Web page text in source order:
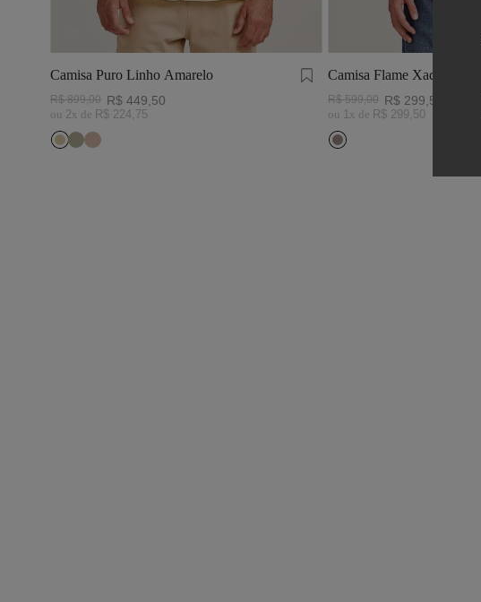
Camisa Puro Linho Amarelo
R$ 899,00 R$ 449 50
ou 2x de R$ 224 75
Camisa Flame Xadrez - I23-
R$ 599,00 R$ 299 50
ou x de R$ 299 50